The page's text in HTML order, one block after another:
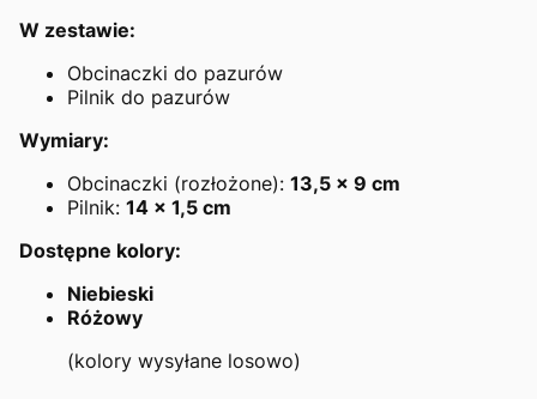
W zestawie:
Obcinaczki do pazurów
Pilnik do pazurów
Wymiary:
Obcinaczki (rozłożone): 13,5 x 9 cm
Pilnik: 14 x 1,5 cm
Dostępne kolory:
Niebieski
Różowy
(kolory wysyłane losowo)